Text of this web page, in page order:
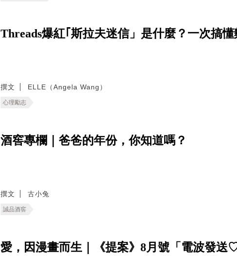
Threads爆紅｢斯拉夫迷信」是什麼？一次搞
撰文 ELLE（Angela Wang）
心理勵志
酒窖專欄｜爸爸的年份，你知道嗎？
撰文 古小兔
誠品酒窖
愛，因漫畫而生｜《提案》8月號「電波發送